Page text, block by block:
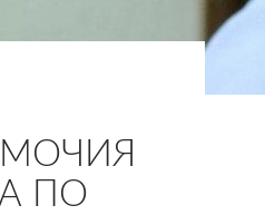
ПО